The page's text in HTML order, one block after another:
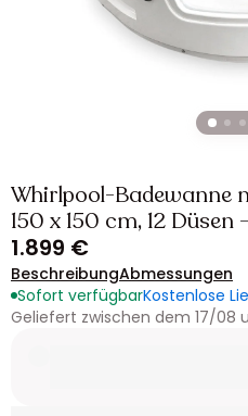
Whirlpool-Badewanne
150 x 150 cm, 12
1.899 €
BeschreibungAbmessungen
Sofort verfügbarKostenlose
Geliefert zwischen dem 17/08